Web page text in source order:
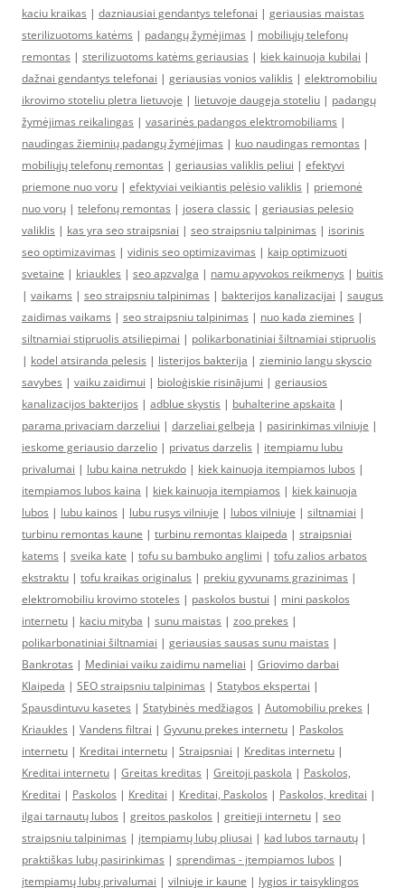
kaciu kraikas | dazniausiai gendantys telefonai | geriausias maistas
sterilizuotoms katėms | padangų žymėjimas | mobiliųjų telefonų
remontas | sterilizuotoms katėms geriausias | kiek kainuoja kubilai |
dažnai gendantys telefonai | geriausias vonios valiklis | elektromobiliu
ikrovimo stoteliu pletra lietuvoje | lietuvoje daugeja stoteliu | padangų
žymėjimas reikalingas | vasarinės padangos elektromobiliams |
naudingas žieminių padangų žymėjimas | kuo naudingas remontas |
mobiliųjų telefonų remontas | geriausias valiklis peliui | efektyvi
priemone nuo voru | efektyviai veikiantis pelėsio valiklis | priemonė
nuo vorų | telefonų remontas | josera classic | geriausias pelesio
valiklis | kas yra seo straipsniai | seo straipsniu talpinimas | isorinis
seo optimizavimas | vidinis seo optimizavimas | kaip optimizuoti
svetaine | kriaukles | seo apzvalga | namu apyvokos reikmenys | buitis
| vaikams | seo straipsniu talpinimas | bakterijos kanalizacijai | saugus
zaidimas vaikams | seo straipsniu talpinimas | nuo kada ziemines |
siltnamiai stipruolis atsiliepimai | polikarbonatiniai šiltnamiai stipruolis
| kodel atsiranda pelesis | listerijos bakterija | zieminio langu skyscio
savybes | vaiku zaidimui | bioloģiskie risinājumi | geriausios
kanalizacijos bakterijos | adblue skystis | buhalterine apskaita |
parama privaciam darzeliui | darzeliai gelbeja | pasirinkimas vilniuje |
ieskome geriausio darzelio | privatus darzelis | itempiamu lubu
privalumai | lubu kaina netrukdo | kiek kainuoja itempiamos lubos |
itempiamos lubos kaina | kiek kainuoja itempiamos | kiek kainuoja
lubos | lubu kainos | lubu rusys vilniuje | lubos vilniuje | siltnamiai |
turbinu remontas kaune | turbinu remontas klaipeda | straipsniai
katems | sveika kate | tofu su bambuko anglimi | tofu zalios arbatos
ekstraktu | tofu kraikas originalus | prekiu gyvunams grazinimas |
elektromobiliu krovimo stoteles | paskolos bustui | mini paskolos
internetu | kaciu mityba | sunu maistas | zoo prekes |
polikarbonatiniai šiltnamiai | geriausias sausas sunu maistas |
Bankrotas | Mediniai vaiku zaidimu nameliai | Griovimo darbai
Klaipeda | SEO straipsniu talpinimas | Statybos ekspertai |
Spausdintuvu kasetes | Statybinės medžiagos | Automobiliu prekes |
Kriaukles | Vandens filtrai | Gyvunu prekes internetu | Paskolos
internetu | Kreditai internetu | Straipsniai | Kreditas internetu |
Kreditai internetu | Greitas kreditas | Greitoji paskola | Paskolos,
Kreditai | Paskolos | Kreditai | Kreditai, Paskolos | Paskolos, kreditai |
ilgai tarnautų lubos | greitos paskolos | greitieji internetu | seo
straipsniu talpinimas | įtempiamų lubų pliusai | kad lubos tarnautų |
praktiškas lubų pasirinkimas | sprendimas - įtempiamos lubos |
įtempiamų lubų privalumai | vilniuje ir kaune | lygios ir taisyklingos